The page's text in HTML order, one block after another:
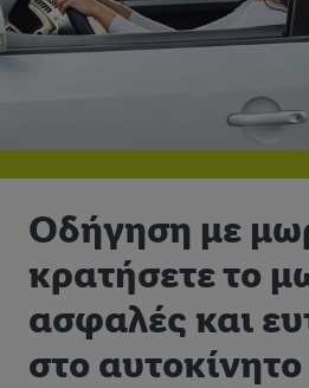
Οδήγηση με
κρατήσετε το
ασφαλές και
στο αυτοκίνητο